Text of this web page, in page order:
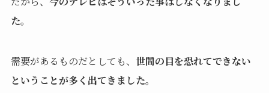
た。
需要があるものだとしても、 世間の目を恐れてできない
ということが多く出てきました。